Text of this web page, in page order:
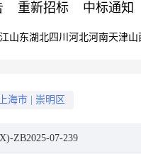
重新招标 中标通知
山东湖北四川 河北河南天津山
上海市 崇明区
ZB2025-07-239